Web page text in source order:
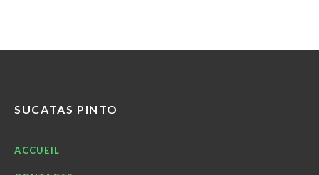
SUCATAS PINTO
ACCUEIL